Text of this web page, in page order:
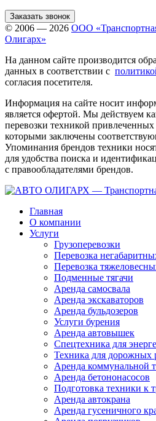
Заказать звонок
© 2006 — 2026 ООО
Олигарх»
На данном сайте производится
данных в соответствии с
согласия посетителя.
Информация на сайте носит
является офертой. Мы действуем
перевозки техникой
которыми заключены
Упоминания брендов техники
для удобства поиска и
с правообладателями брендов.
Главная
О компании
Услуги
Грузоперевозки
Перевозка
Перевозка
Подменные тягачи
Аренда самосвала
Аренда экскаваторов
Аренда бульдозеров
Услуги бурения
Аренда автовышек
Спецтехника для
Техника для дорожных
Аренда коммунальной
Аренда бетононасосов
Подготовка техники к
Аренда автокрана
Аренда гусеничного